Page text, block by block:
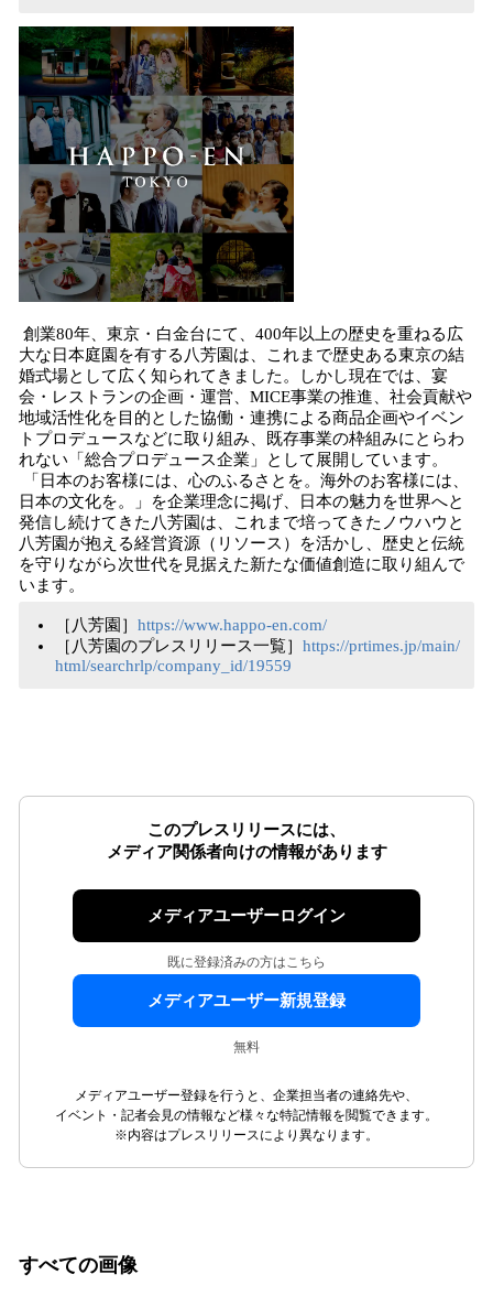
創業80年、東京・白金台にて、400年以上の歴史を重ねる広
大な日本庭園を有する八芳園は、これまで歴史ある東京の結
婚式場として広く知られてきました。しかし現在では、宴
会・レストランの企画・運営、MICE事業の推進、社会貢献や
地域活性化を目的とした協働・連携による商品企画やイベン
トプロデュースなどに取り組み、既存事業の枠組みにとらわ
れない「総合プロデュース企業」として展開しています。
「日本のお客様には、心のふるさとを。海外のお客様には、
日本の文化を。」を企業理念に掲げ、日本の魅力を世界へと
発信し続けてきた八芳園は、これまで培ってきたノウハウと
八芳園が抱える経営資源（リソース）を活かし、歴史と伝統
を守りながら次世代を見据えた新たな価値創造に取り組んで
います。
［八芳園］ https://www.happo-en.com/
［八芳園のプレスリリース一覧］ https://prtimes.jp/main/
html/searchrlp/company_id/19559
このプレスリリースには、
メディア関係者向けの情報があります
メディアユーザーログイン
既に登録済みの方はこちら
メディアユーザー新規登録
無料
メディアユーザー登録を行うと、企業担当者の連絡先や、
イベント・記者会見の情報など様々な特記情報を閲覧できます。
※内容はプレスリリースにより異なります。
すべての画像